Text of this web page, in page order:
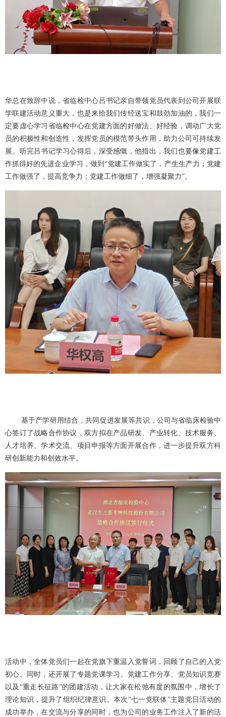
华总在致辞中说，省临检中心吕书记亲自带领党员代表到公司开展联
学联建活动意义重大，也是来给我们传经送宝和鼓劲加油的，我们一
定要虚心学习省临检中心在党建方面的好做法、好经验，调动广大党
员的积极性和 创造性，发挥党员的模范带头作用，助力公司可持续发
展。听完吕书记学习心得后，深受感慨，他指出，我们也要像党建工
作抓得好的先进企业学习，做到 “党建工作做实了，产生生产力；党建
工作做强了，提高竞争力；党建工作做细了，增强凝聚力”。
基于产学研用结合，共同促进发展等共识，公司与省临床检验中
心签订了战略合作协议，双方拟在产品研发、产业转化、技术服务、
人才培养、学术交流、项目申报等方面开展合作，进一步提升双方科
研创新能力和创效水平。
活动中，全体党员们一起在党旗下重温入党誓词，回顾了自己的入党
初心。同时，还开展了专题党课学习、党建工作分享、党员知识竞赛
以及 “重走长征路”的团建活动 ，让大家在松弛有度的氛围中，增长了
理论知识，提升了组织纪律意识。本次“七一党联体”主题党日活动的
成功举办，在交流与分享的同时，也为公司的业务工作注入了新的活